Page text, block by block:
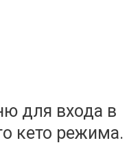
для входа в
кето режима.